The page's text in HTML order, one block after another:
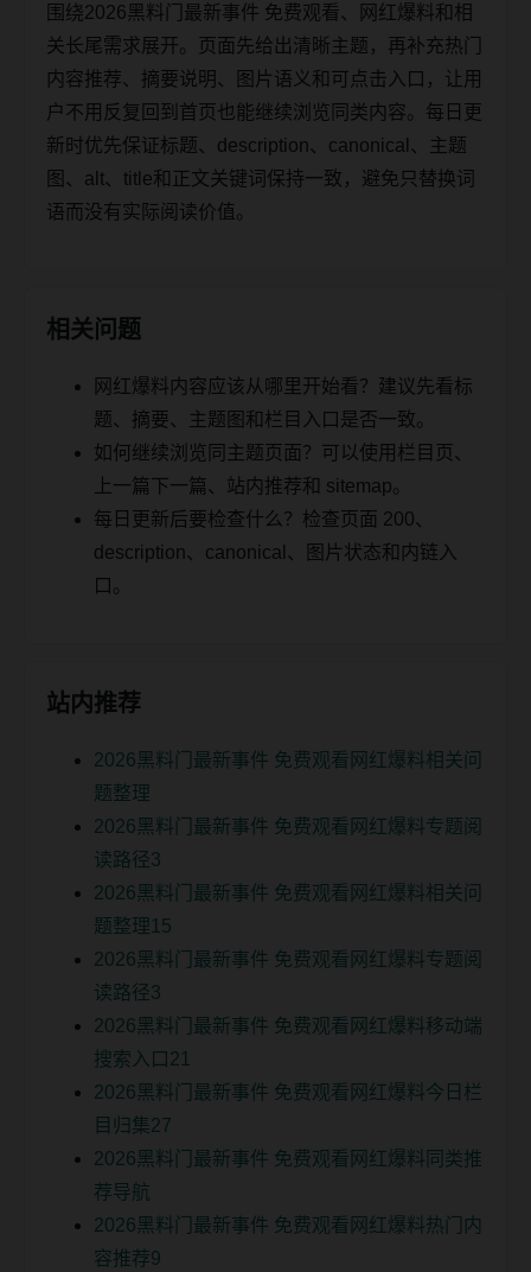
围绕2026黑料门最新事件 免费观看、网红爆料和相
关长尾需求展开。页面先给出清晰主题，再补充热门
内容推荐、摘要说明、图片语义和可点击入口，让用
户不用反复回到首页也能继续浏览同类内容。每日更
新时优先保证标题、description、canonical、主题
图、alt、title和正文关键词保持一致，避免只替换词
语而没有实际阅读价值。
相关问题
网红爆料内容应该从哪里开始看？建议先看标
题、摘要、主题图和栏目入口是否一致。
如何继续浏览同主题页面？可以使用栏目页、
上一篇下一篇、站内推荐和 sitemap。
每日更新后要检查什么？检查页面 200、
description、canonical、图片状态和内链入
口。
站内推荐
2026黑料门最新事件 免费观看网红爆料相关问
题整理
2026黑料门最新事件 免费观看网红爆料专题阅
读路径3
2026黑料门最新事件 免费观看网红爆料相关问
题整理15
2026黑料门最新事件 免费观看网红爆料专题阅
读路径3
2026黑料门最新事件 免费观看网红爆料移动端
搜索入口21
2026黑料门最新事件 免费观看网红爆料今日栏
目归集27
2026黑料门最新事件 免费观看网红爆料同类推
荐导航
2026黑料门最新事件 免费观看网红爆料热门内
容推荐9